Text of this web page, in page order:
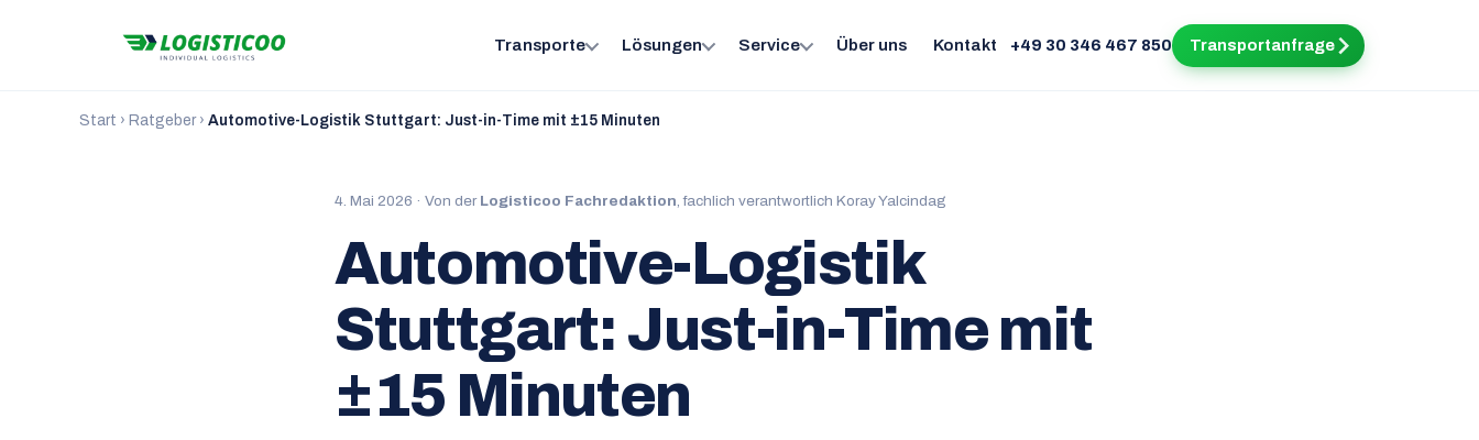
Transporte Lösungen Service Über uns Kontakt +49 30 346 467 850 Transportanfrage
Start › Ratgeber› Automotive-Logistik Stuttgart: Just-in-Time mit ±15 Minuten
4. Mai 2026 · Von der Logisticoo Fachredaktion, fachlich verantwortlich Koray Yalcindag
Automotive-Logistik
Stuttgart: Just-in-Time mit
±15 Minuten